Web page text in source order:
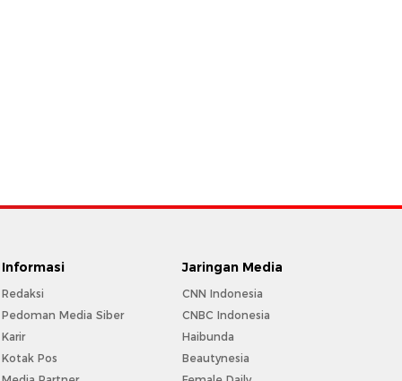
Informasi
Redaksi
Pedoman Media Siber
Karir
Kotak Pos
Jaringan Media
CNN Indonesia
CNBC Indonesia
Haibunda
Beautynesia